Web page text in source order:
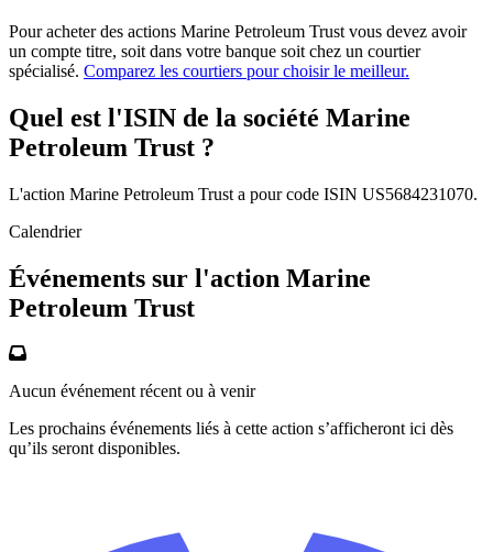
Pour acheter des actions Marine Petroleum Trust vous devez avoir
un compte titre, soit dans votre banque soit chez un courtier
spécialisé. Comparez les courtiers pour choisir le meilleur.
Quel est l'ISIN de la société Marine
Petroleum Trust ?
L'action Marine Petroleum Trust a pour code ISIN US5684231070.
Calendrier
Événements sur l'action Marine
Petroleum Trust
Aucun événement récent ou à venir
Les prochains événements liés à cette action s’afficheront ici dès
qu’ils seront disponibles.